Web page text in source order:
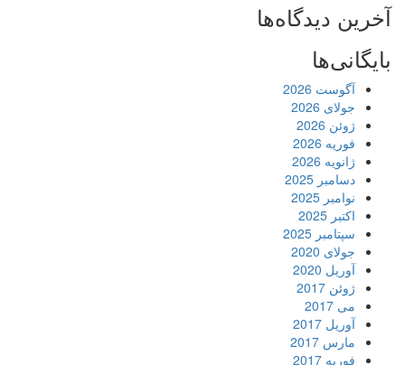
آخرین دیدگاه‌ها
بایگانی‌ها
آگوست 2026
جولای 2026
ژوئن 2026
فوریه 2026
ژانویه 2026
دسامبر 2025
نوامبر 2025
اکتبر 2025
سپتامبر 2025
جولای 2020
آوریل 2020
ژوئن 2017
می 2017
آوریل 2017
مارس 2017
فوریه 2017